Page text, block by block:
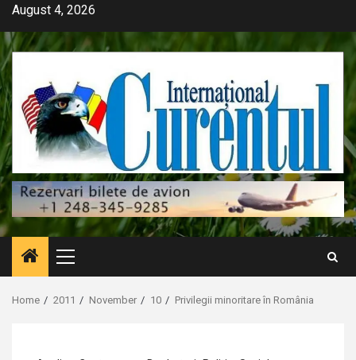
Skip
content
August 4, 2026
Primary
Menu
Home 2011 November 10 Privilegii minoritare în România